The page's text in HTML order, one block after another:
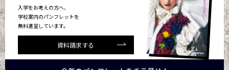
入学をお考えの方へ、
学校案内のパンフレットを
無料進呈しています。
資料請求する